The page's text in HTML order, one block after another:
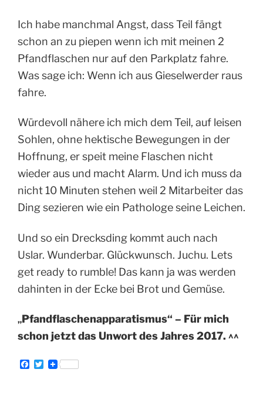
Ich habe manchmal Angst, dass Teil fängt
schon an zu piepen wenn ich mit meinen 2
Pfandflaschen nur auf den Parkplatz fahre.
Was sage ich: Wenn ich aus Gieselwerder raus
fahre.
Würdevoll nähere ich mich dem Teil, auf leisen
Sohlen, ohne hektische Bewegungen in der
Hoffnung, er speit meine Flaschen nicht
wieder aus und macht Alarm. Und ich muss da
nicht 10 Minuten stehen weil 2 Mitarbeiter das
Ding sezieren wie ein Pathologe seine Leichen.
Und so ein Drecksding kommt auch nach
Uslar. Wunderbar. Glückwunsch. Juchu. Lets
get ready to rumble! Das kann ja was werden
dahinten in der Ecke bei Brot und Gemüse.
„Pfandflaschenapparatismus“ – Für mich
schon jetzt das Unwort des Jahres 2017. ^^
F
T